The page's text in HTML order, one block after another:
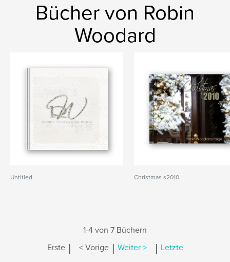
Bücher von Robin
Woodard
Untitled Christmas s2010
1-4 von 7 Büchern
Erste | < Vorige | Weiter > | Letzte